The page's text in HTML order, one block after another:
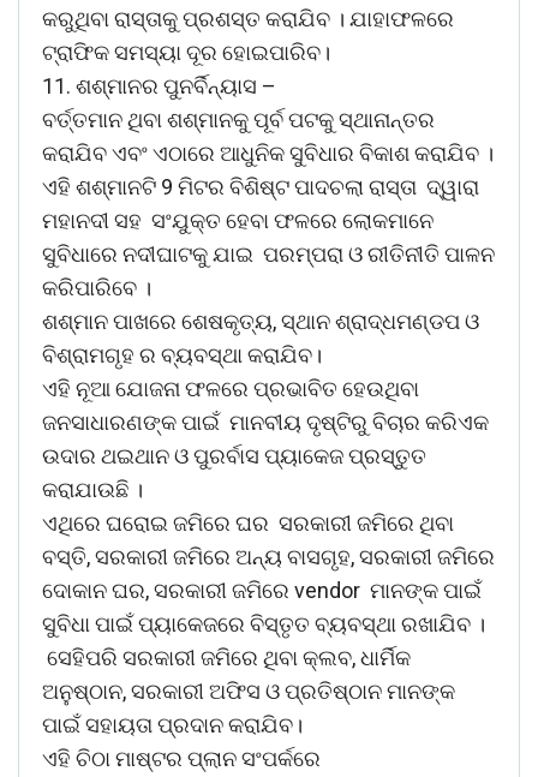
କରୁଥିବା ରାସ୍ତାକୁ ପ୍ରଶସ୍ତ କରାଯିବ । ଯାହାଫଳରେ
ଟ୍ରାଫିକ ସମସ୍ୟା ଦୂର ହୋଇପାରିବ।
11. ଶଶ୍ମାନର ପୁନର୍ବିନ୍ୟାସ –
ବର୍ତ୍ତମାନ ଥିବା ଶଶ୍ମାନକୁ ପୂର୍ବ ପଟକୁ ସ୍ଥାନାନ୍ତର
କରାଯିବ ଏବଂ ଏଠାରେ ଆଧୁନିକ ସୁବିଧାର ବିକାଶ କରାଯିବ ।
ଏହି ଶଶ୍ମାନଟି 9 ମିଟର ବିଶିଷ୍ଟ ପାଦଚଲା ରାସ୍ତା ଦ୍ୱାରା
ମହାନଦୀ ସହ ସଂଯୁକ୍ତ ହେବା ଫଳରେ ଲୋକମାନେ
ସୁବିଧାରେ ନଦୀଘାଟକୁ ଯାଇ ପରମ୍ପରା ଓ ରୀତିନୀତି ପାଳନ
କରିପାରିବେ ।
ଶଶ୍ମାନ ପାଖରେ ଶେଷକୃତ୍ୟ, ସ୍ଥାନ ଶ୍ରାଦ୍ଧମଣ୍ଡପ ଓ
ବିଶ୍ରାମଗୃହ ର ବ୍ୟବସ୍ଥା କରାଯିବ।
ଏହି ନୂଆ ଯୋଜନା ଫଳରେ ପ୍ରଭାବିତ ହେଉଥିବା
ଜନସାଧାରଣଙ୍କ ପାଇଁ ମାନବୀୟ ଦୃଷ୍ଟିରୁ ବିଚାର କରିଏକ
ଉଦାର ଥଇଥାନ ଓ ପୁରର୍ବାସ ପ୍ୟାକେଜ ପ୍ରସ୍ତୁତ
କରାଯାଉଛି ।
ଏଥିରେ ଘରୋଇ ଜମିରେ ଘର ସରକାରୀ ଜମିରେ ଥିବା
ବସ୍ତି, ସରକାରୀ ଜମିରେ ଅନ୍ୟ ବାସଗୃହ, ସରକାରୀ ଜମିରେ
ଦୋକାନ ଘର, ସରକାରୀ ଜମିରେ vendor ମାନଙ୍କ ପାଇଁ
ସୁବିଧା ପାଇଁ ପ୍ୟାକେଜରେ ବିସ୍ତୃତ ବ୍ୟବସ୍ଥା ରଖାଯିବ ।
ସେହିପରି ସରକାରୀ ଜମିରେ ଥିବା କ୍ଲବ, ଧାର୍ମିକ
ଅନୁଷ୍ଠାନ, ସରକାରୀ ଅଫିସ ଓ ପ୍ରତିଷ୍ଠାନ ମାନଙ୍କ
ପାଇଁ ସହାୟତା ପ୍ରଦାନ କରାଯିବ।
ଏହି ଚିଠା ମାଷ୍ଟର ପ୍ଲାନ ସଂପର୍କରେ